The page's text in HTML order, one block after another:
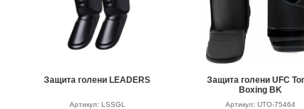
Защита голени LEADERS
Артикул: LSSGL
Защита голени UFC
Boxing BK
Артикул: UTO-75464